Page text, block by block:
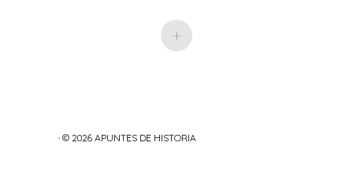
+
· © 2026 APUNTES DE HISTORIA